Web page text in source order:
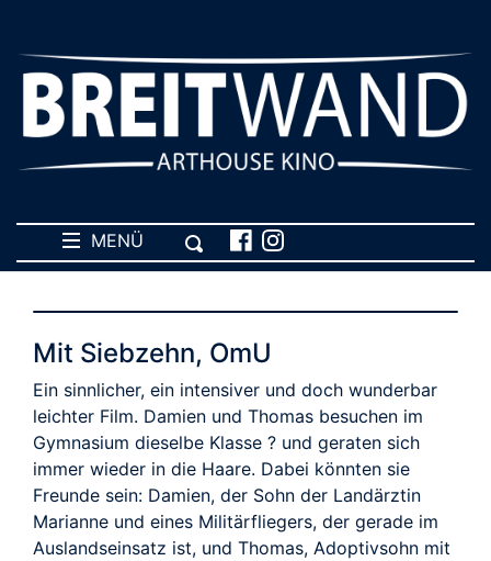
MENÜ
Mit Siebzehn, OmU
Ein sinnlicher, ein intensiver und doch wunderbar
leichter Film. Damien und Thomas besuchen im
Gymnasium dieselbe Klasse ? und geraten sich
immer wieder in die Haare. Dabei könnten sie
Freunde sein: Damien, der Sohn der Landärztin
Marianne und eines Militärfliegers, der gerade im
Auslandseinsatz ist, und Thomas, Adoptivsohn mit